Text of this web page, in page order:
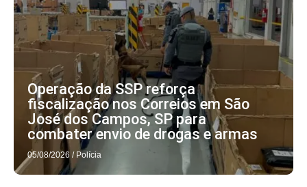
Operação da SSP reforça
fiscalização nos Correios em São
José dos Campos, SP para
combater envio de drogas e armas
05/08/2026 / Polícia